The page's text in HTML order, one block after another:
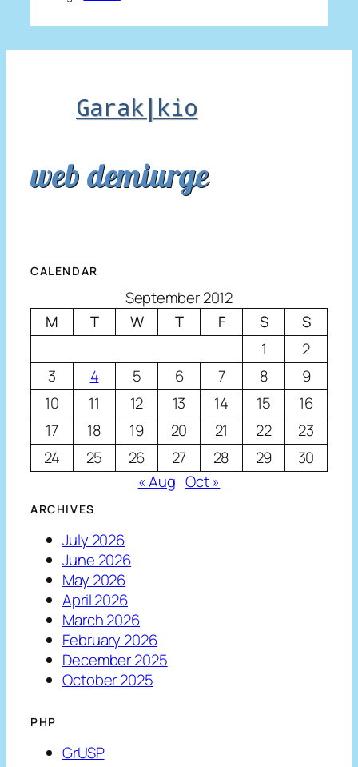
Garak|kio
web demiurge
CALENDAR
September 2012
M
T W T F S
S
1
2
3
4 5 6 7 8
9
10
11 12 13 14 15
16
17
18 19 20 21 22
23
24
25 26 27 28 29
30
« Aug Oct »
ARCHIVES
July 2026
June 2026
May 2026
April 2026
March 2026
February 2026
December 2025
October 2025
PHP
GrUSP